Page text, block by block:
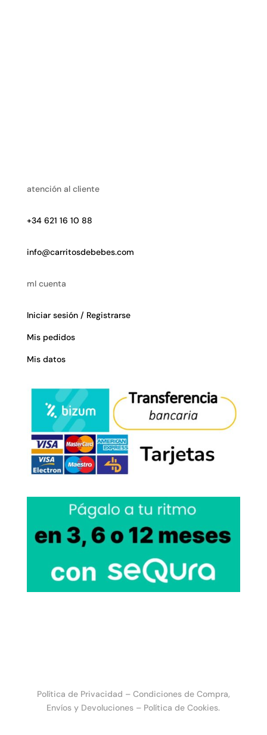
atención al cliente
+34 621 16 10 88
info@carritosdebebes.com
mI cuenta
Iniciar sesión / Registrarse
Mis pedidos
Mis datos
Política de Privacidad – Condiciones de Compra,
Envíos y Devoluciones – Política de Cookies.